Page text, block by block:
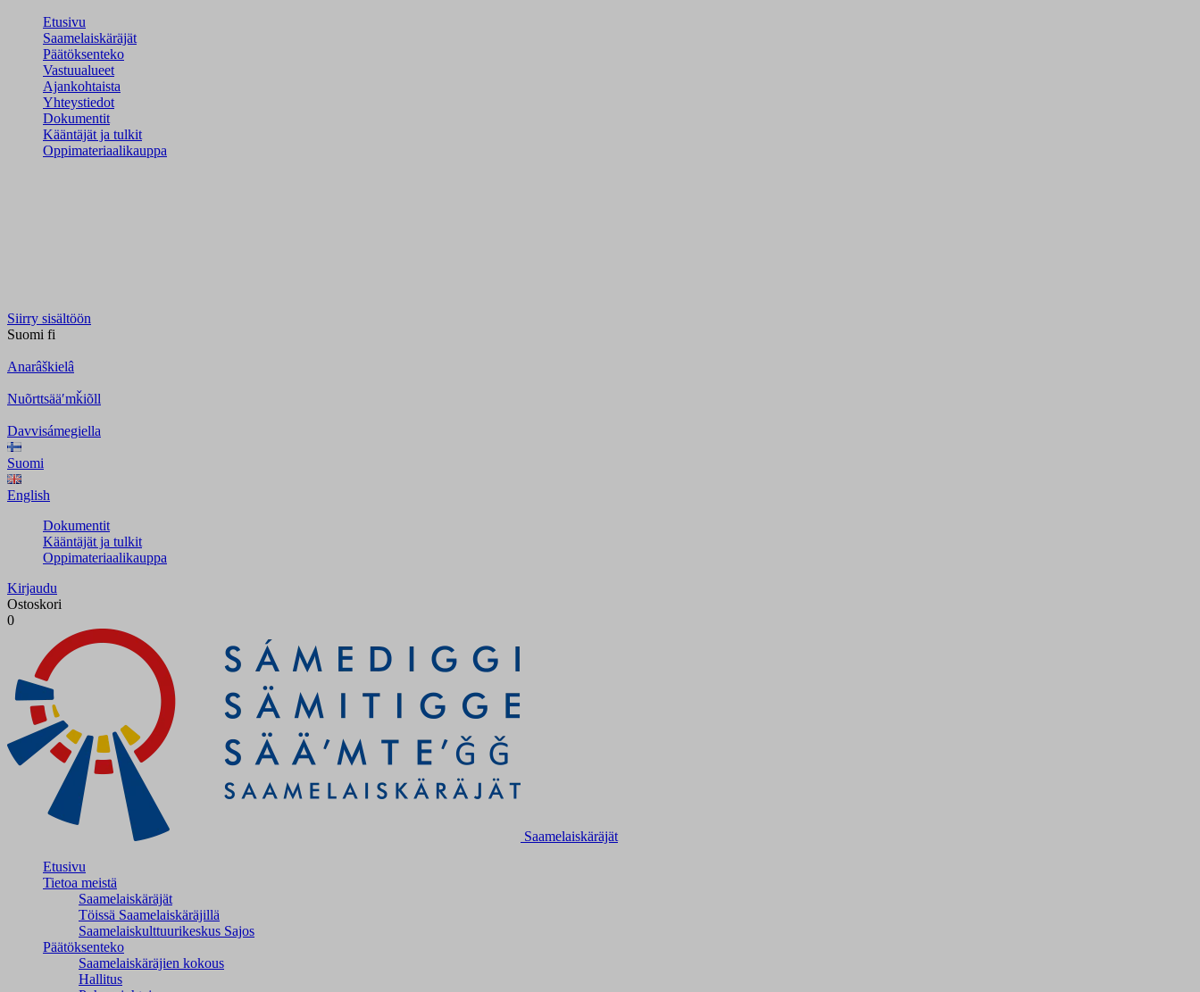
Etusivu
Saamelaiskäräjät
Päätöksenteko
Vastuualueet
Ajankohtaista
Yhteystiedot
Dokumentit
Kääntäjät ja tulkit
Oppimateriaalikauppa
Siirry sisältöön
Suomi fi
Anarâškielâ
Nuõrttsääʹmǩiõll
Davvisámegiella
Suomi
English
Dokumentit
Kääntäjät ja tulkit
Oppimateriaalikauppa
Kirjaudu
Ostoskori
0
Saamelaiskäräjät
Etusivu
Tietoa meistä
Saamelaiskäräjät
Töissä Saamelaiskäräjillä
Saamelaiskulttuuri­keskus Sajos
Päätöksenteko
Saamelaiskäräjien kokous
Hallitus